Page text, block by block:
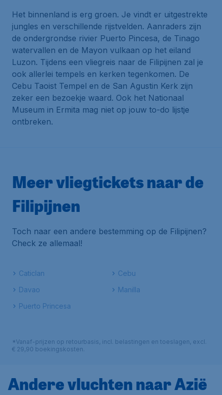
Het binnenland is erg groen. Je vindt er uitgestrekte
jungles en verschillende rijstvelden. Aanraders zijn
de ondergrondse rivier Puerto Pincesa, de Tinago
watervallen en de Mayon vulkaan op het eiland
Luzon. Tijdens een vliegreis naar de Filipijnen zal je
ook allerlei tempels en kerken tegenkomen. De
Cebu Taoist Tempel en de San Agustin Kerk zijn
zeker een bezoekje waard. Ook het Nationaal
Museum in Ermita mag niet op jouw to-do lijstje
ontbreken.
Meer vliegtickets naar de
Filipijnen
Toch naar een andere bestemming op de Filipijnen?
Check ze allemaal!
Caticlan
Cebu
Davao
Manilla
Puerto Princesa
*Vanaf-prijzen op retourbasis, incl. belastingen en toeslagen, excl.
€ 29,90 boekingskosten.
Andere vluchten naar Azië